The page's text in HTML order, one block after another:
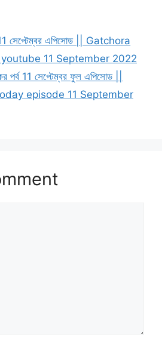
সেপ্টেম্বর এপিসোড || Gatchora
11 September 2022
পর্ব 11 সেপ্টেম্বর ফুল এপিসোড ||
episode 11 September